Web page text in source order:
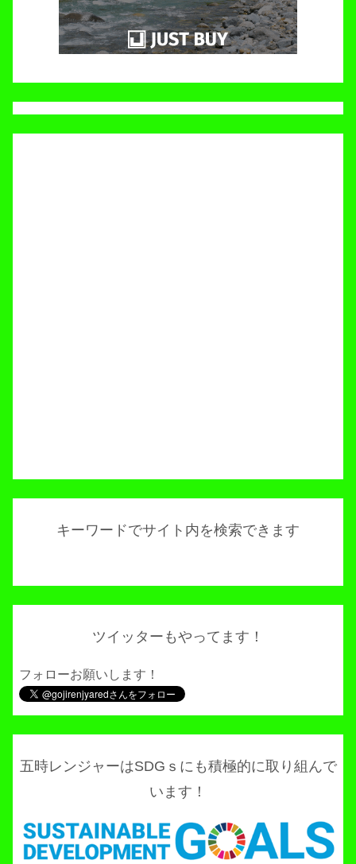
キーワードでサイト内を検索できます
ツイッターもやってます！
フォローお願いします！
五時レンジャーはSDGｓにも積極的に取り組んで
います！